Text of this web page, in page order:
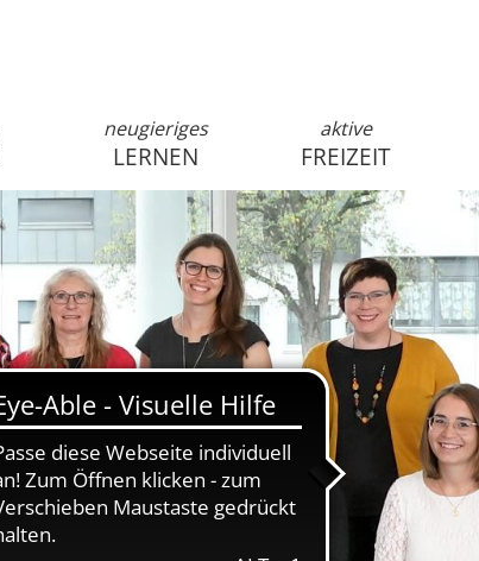
anmelden
neugieriges
LERNEN
aktive
FREIZEIT